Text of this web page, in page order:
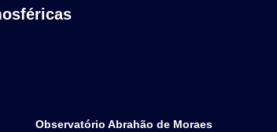
Observatório Abrahão de Moraes